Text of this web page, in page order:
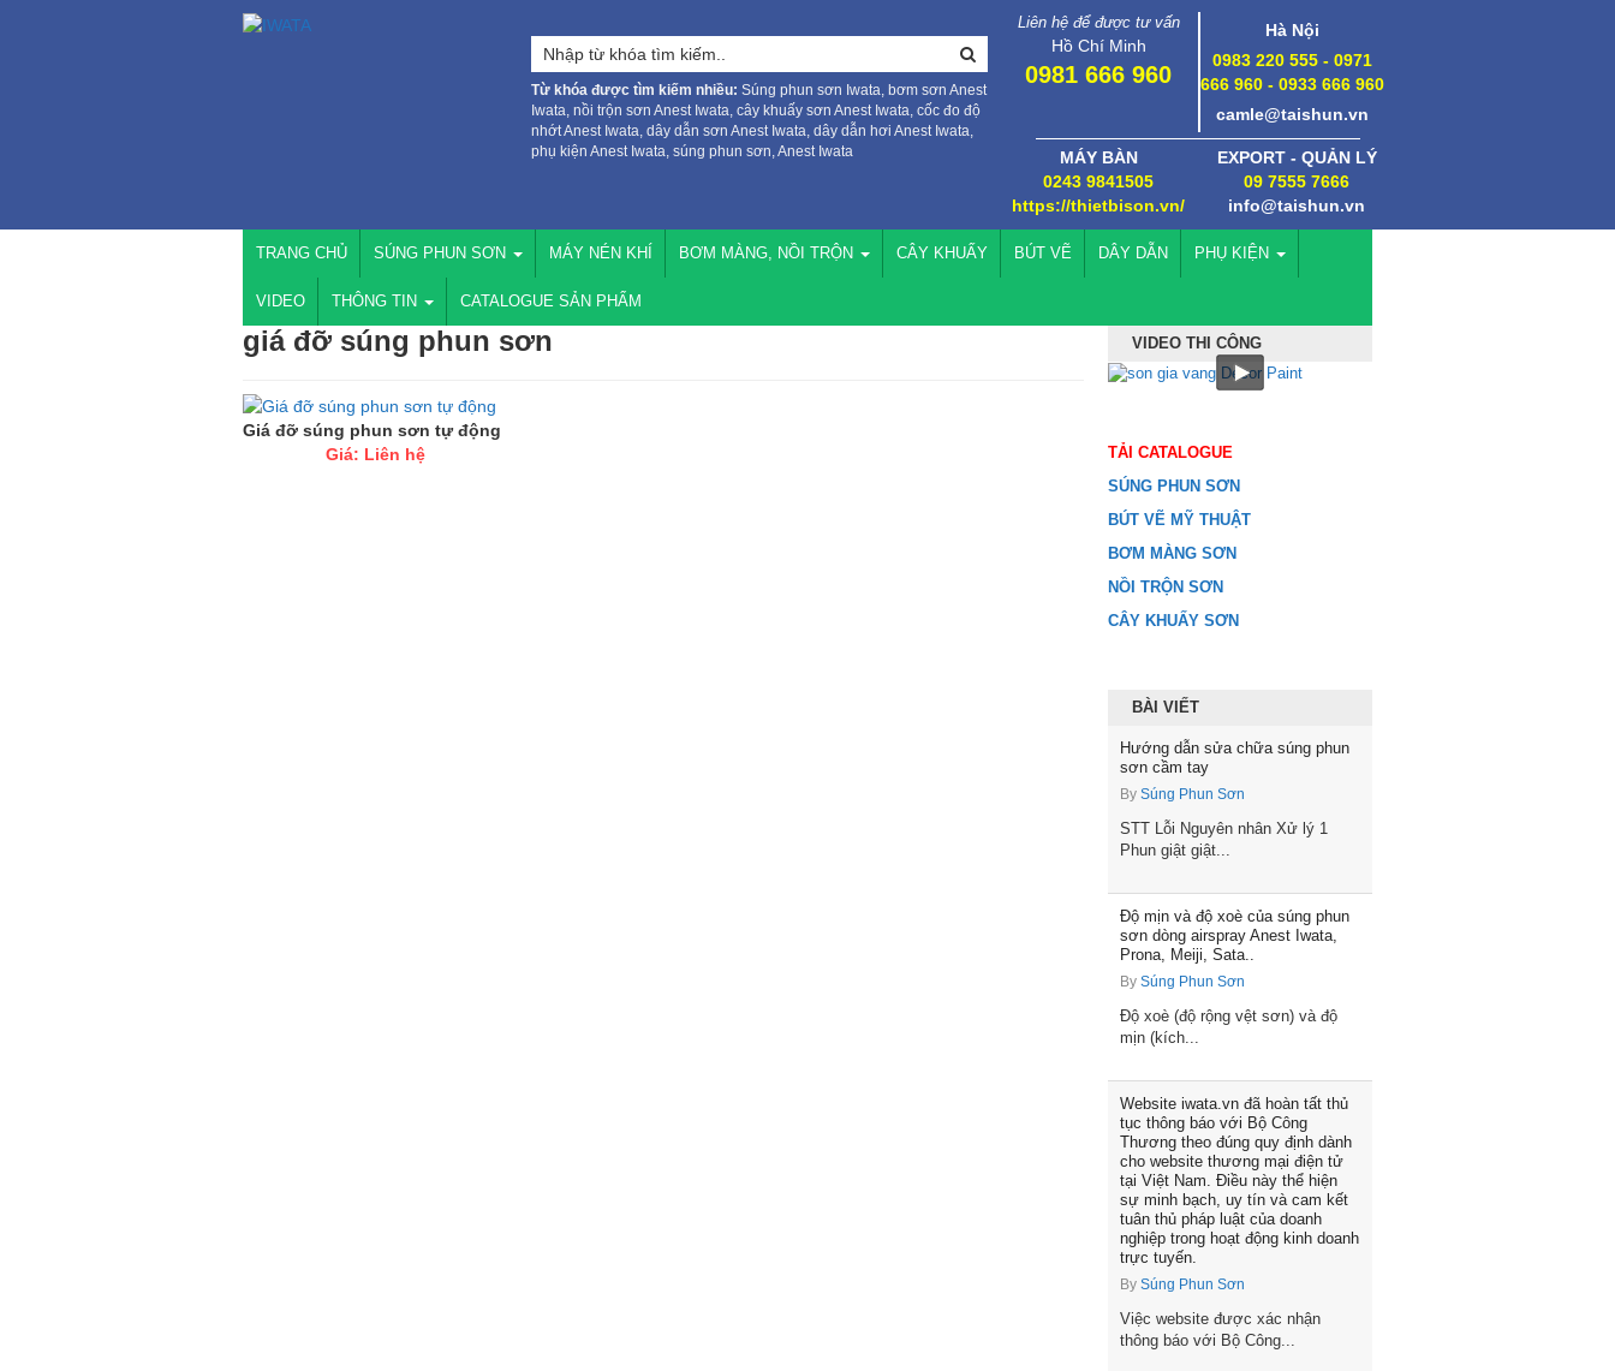
Từ khóa được tìm kiếm nhiều: Súng phun sơn Iwata, bơm sơn Anest
Iwata, nồi trộn sơn Anest Iwata, cây khuấy sơn Anest Iwata, cốc đo độ
nhớt Anest Iwata, dây dẫn sơn Anest Iwata, dây dẫn hơi Anest Iwata,
phụ kiện Anest Iwata, súng phun sơn, Anest Iwata
Liên hệ để được tư vấn
Hồ Chí Minh
0981 666 960
Hà Nội
0983 220 555 - 0971
666 960 - 0933 666 960
camle@taishun.vn
MÁY BÀN
0243 9841505
https://thietbison.vn/
EXPORT - QUẢN LÝ
09 7555 7666
info@taishun.vn
TRANG CHỦ SÚNG PHUN SƠN MÁY NÉN KHÍ BƠM MÀNG, NỒI TRỘN CÂY KHUẤY BÚT VẼ DÂY DẪN PHỤ KIỆN
VIDEO THÔNG TIN CATALOGUE SẢN PHẨM
giá đỡ súng phun sơn
Giá đỡ súng phun sơn tự động
Giá: Liên hệ
VIDEO THI CÔNG
TẢI CATALOGUE
SÚNG PHUN SƠN
BÚT VẼ MỸ THUẬT
BƠM MÀNG SƠN
NỒI TRỘN SƠN
CÂY KHUẤY SƠN
BÀI VIẾT
Hướng dẫn sửa chữa súng phun
sơn cầm tay
By Súng Phun Sơn
STT Lỗi Nguyên nhân Xử lý 1
Phun giật giật...
Độ mịn và độ xoè của súng phun
sơn dòng airspray Anest Iwata,
Prona, Meiji, Sata..
By Súng Phun Sơn
Độ xoè (độ rộng vệt sơn) và độ
mịn (kích...
Website iwata.vn đã hoàn tất thủ
tục thông báo với Bộ Công
Thương theo đúng quy định dành
cho website thương mại điện tử
tại Việt Nam. Điều này thể hiện
sự minh bạch, uy tín và cam kết
tuân thủ pháp luật của doanh
nghiệp trong hoạt động kinh doanh
trực tuyến.
By Súng Phun Sơn
Việc website được xác nhận
thông báo với Bộ Công...